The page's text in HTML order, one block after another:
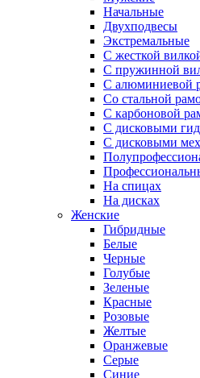
Начальные
Двухподвесы
Экстремальные
С жесткой
С пружинной
С алюминиевой
Со стальной
С карбоновой
С дисковыми
С дисковыми
На спицах
На дисках
Женские
Гибридные
Белые
Черные
Голубые
Зеленые
Красные
Розовые
Желтые
Оранжевые
Серые
Синие